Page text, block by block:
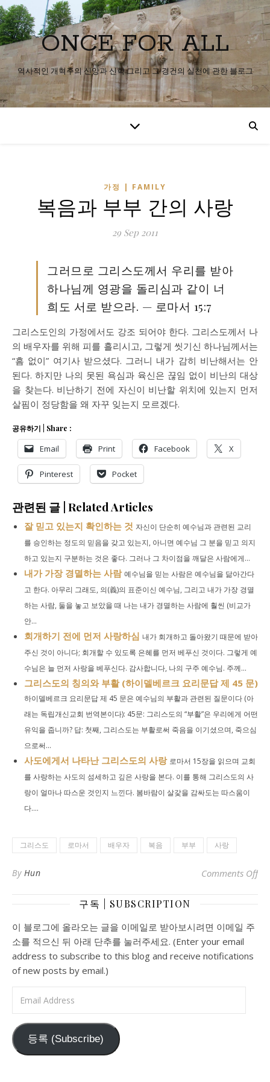
ONCE FOR ALL
역사적인 개혁주의 신앙과 신학 그리고 그 경건의 실천에 관한 블로그
가정 | FAMILY
복음과 부부 간의 사랑
29 Sep 2011
그러므로 그리스도께서 우리를 받아
하나님께 영광을 돌리심과 같이 너
희도 서로 받으라. — 로마서 15:7
그리스도인의 가정에서도 강조 되어야 한다. 그리스도께서 나
의 배우자를 위해 피를 흘리시고, 그렇게 씻기신 하나님께서는
“흠 없이” 여기사 받으셨다. 그러니 내가 감히 비난해서는 안
된다. 하지만 나의 못된 욕심과 육신은 끊임 없이 비난의 대상
을 찾는다. 비난하기 전에 자신이 비난할 위치에 있는지 먼저
살핌이 정당함을 왜 자꾸 잊는지 모르겠다.
공유하기 | Share :
Email Print Facebook X
Pinterest Pocket
관련된 글 | Related Articles
잘 믿고 있는지 확인하는 것 자신이 단순히 예수님과 관련된 교리
를 승인하는 정도의 믿음을 갖고 있는지, 아니면 예수님 그 분을 믿고 의지
하고 있는지 구분하는 것은 좋다. 그러나 그 차이점을 깨달은 사람에게...
내가 가장 경멸하는 사람 예수님을 믿는 사람은 예수님을 닮아간다
고 한다. 아무리 그래도, 의(義)의 표준이신 예수님, 그리고 내가 가장 경멸
하는 사람, 둘을 놓고 보았을 때 나는 내가 경멸하는 사람에 훨씬 (비교가
안...
회개하기 전에 먼저 사랑하심 내가 회개하고 돌아왔기 때문에 받아
주신 것이 아니다; 회개할 수 있도록 은혜를 먼저 베푸신 것이다. 그렇게 예
수님은 늘 먼저 사랑을 베푸신다. 감사합니다, 나의 구주 예수님. 주께...
그리스도의 칭의와 부활 (하이델베르크 요리문답 제 45 문)
하이델베르크 요리문답 제 45 문은 예수님의 부활과 관련된 질문이다 (아
래는 독립개신교회 번역본이다): 45문: 그리스도의 “부활”은 우리에게 어떤
유익을 줍니까? 답: 첫째, 그리스도는 부활로써 죽음을 이기셨으며, 죽으심
으로써...
사도에게서 나타난 그리스도의 사랑 로마서 15장을 읽으며 교회
를 사랑하는 사도의 섬세하고 깊은 사랑을 본다. 이를 통해 그리스도의 사
랑이 얼마나 따스운 것인지 느낀다. 봄바람이 살갗을 감싸도는 따스움이
다....
그리스도 로마서 배우자 복음 부부 사랑
By Hun Comments Offon
구독 | SUBSCRIPTION
이 블로그에 올라오는 글을 이메일로 받아보시려면 이메일 주
소를 적으신 뒤 아래 단추를 눌러주세요. (Enter your email
address to subscribe to this blog and receive notifications
of new posts by email.)
등록 (Subscribe)